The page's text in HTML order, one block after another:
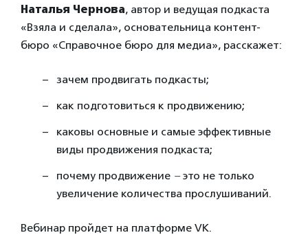
Наталья Чернова, автор и ведущая подкаста
«Взяла и сделала», основательница контент-
бюро «Справочное бюро для медиа», расскажет:
зачем продвигать подкасты;
как подготовиться к продвижению;
каковы основные и самые эффективные
виды продвижения подкаста;
почему продвижение –это не только
увеличение количества прослушиваний.
Вебинар пройдет на платформе VK.